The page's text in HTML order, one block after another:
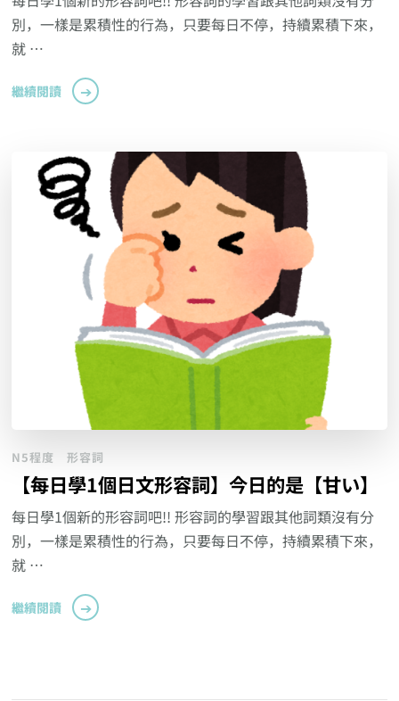
別，一樣是累積性的行為，只要每日不停，持續累積下來，
就 …
繼續閱讀
N5程度 形容詞
【每日學1個日文形容詞】今日的是【甘い】
每日學1個新的形容詞吧!! 形容詞的學習跟其他詞類沒有分
別，一樣是累積性的行為，只要每日不停，持續累積下來，
就 …
繼續閱讀